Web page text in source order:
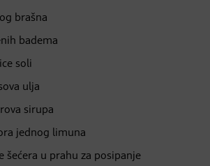
brašna
badema
soli
ulja
sirupa
jednog limuna
šećera u prahu za posipanje